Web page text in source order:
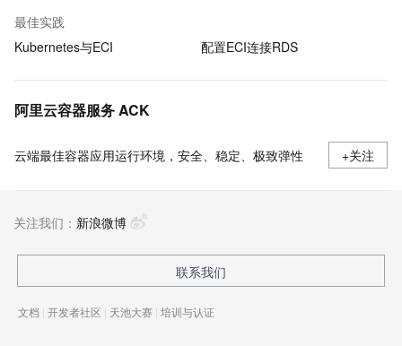
最佳实践
Kubernetes与ECI
配置ECI连接RDS
阿里云容器服务 ACK
云端最佳容器应用运行环境，安全、稳定、极致弹性 +关注
关注我们： 新浪微博
联系我们
文档 | 开发者社区 | 天池大赛 | 培训与认证